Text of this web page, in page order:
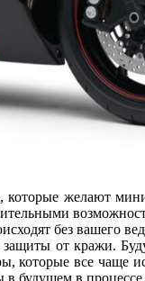
желают
без вашего
от кражи.
все чаще
будущем в